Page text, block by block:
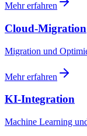
Mehr erfahren
Cloud-Migration
Migration und
Mehr erfahren
KI-Integration
Machine Learning